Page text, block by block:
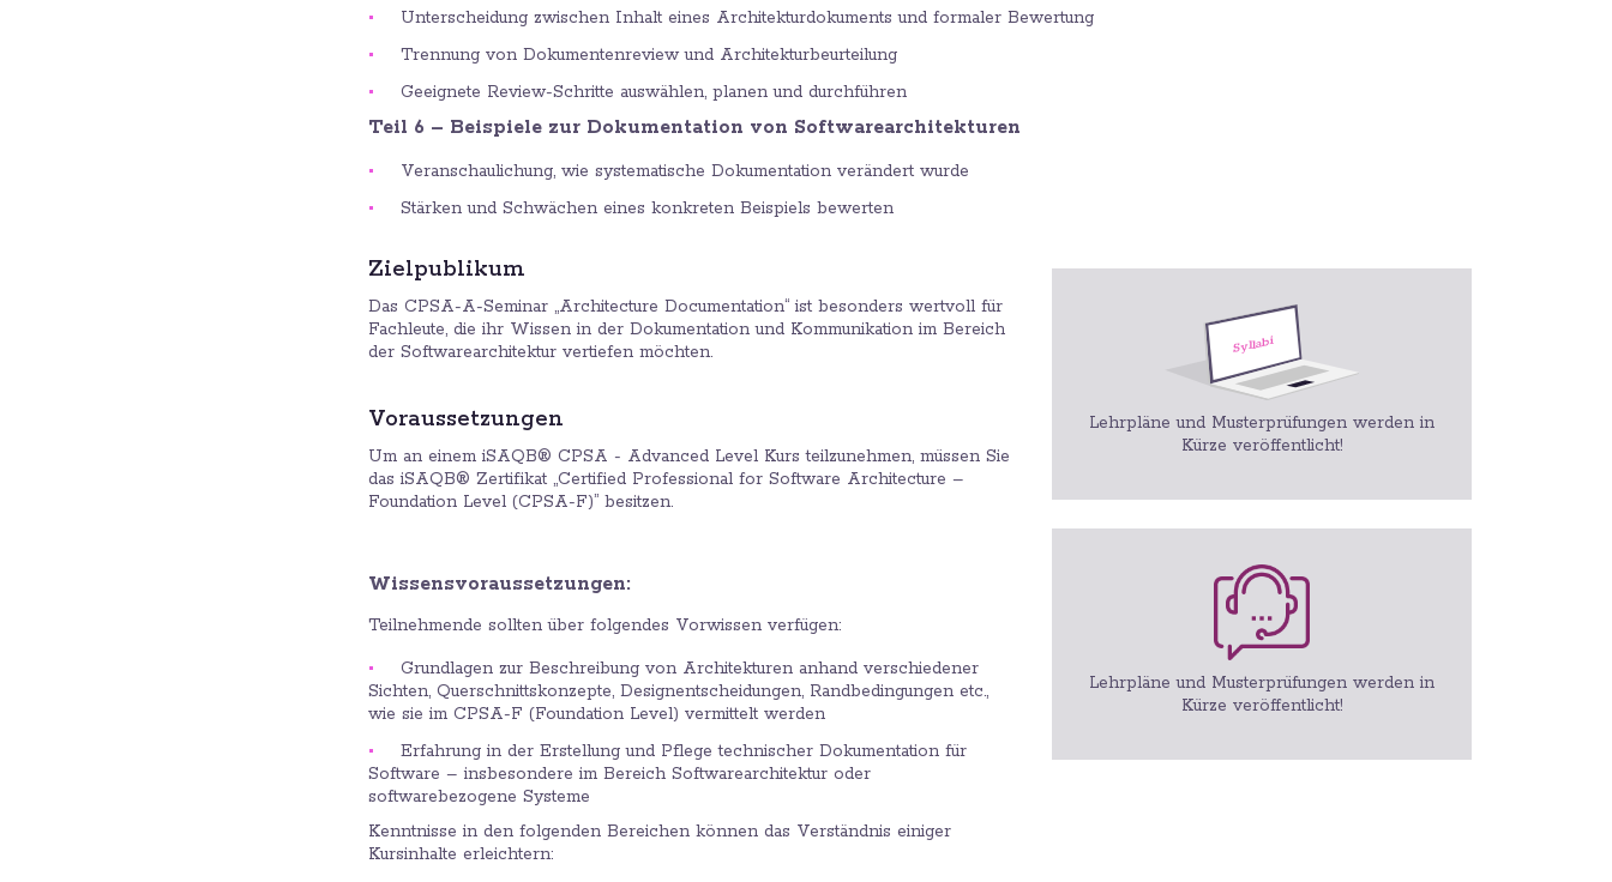
Unterscheidung zwischen Inhalt eines Architekturdokuments und formaler Bewertung
Trennung von Dokumentenreview und Architekturbeurteilung
Geeignete Review-Schritte auswählen, planen und durchführen
Teil 6 – Beispiele zur Dokumentation von Softwarearchitekturen
Veranschaulichung, wie systematische Dokumentation verändert wurde
Stärken und Schwächen eines konkreten Beispiels bewerten
Zielpublikum
Das CPSA-A-Seminar „Architecture Documentation“ ist besonders wertvoll für
Fachleute, die ihr Wissen in der Dokumentation und Kommunikation im Bereich
der Softwarearchitektur vertiefen möchten.
Voraussetzungen
Um an einem iSAQB® CPSA - Advanced Level Kurs teilzunehmen, müssen Sie
das iSAQB® Zertifikat „Certified Professional for Software Architecture –
Foundation Level (CPSA-F)” besitzen.
Wissensvoraussetzungen:
Teilnehmende sollten über folgendes Vorwissen verfügen:
Grundlagen zur Beschreibung von Architekturen anhand verschiedener
Sichten, Querschnittskonzepte, Designentscheidungen, Randbedingungen etc.,
wie sie im CPSA-F (Foundation Level) vermittelt werden
Erfahrung in der Erstellung und Pflege technischer Dokumentation für
Software – insbesondere im Bereich Softwarearchitektur oder
softwarebezogene Systeme
Kenntnisse in den folgenden Bereichen können das Verständnis einiger
Kursinhalte erleichtern:
Lehrpläne und Musterprüfungen werden in
Kürze veröffentlicht!
Lehrpläne und Musterprüfungen werden in
Kürze veröffentlicht!